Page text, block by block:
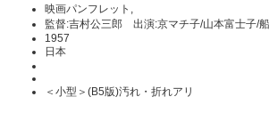
映画パンフレット,
監督:吉村公三郎 出演:京マチ子/山本富士子/
1957
日本
＜小型＞(B5版)汚れ・折れアリ